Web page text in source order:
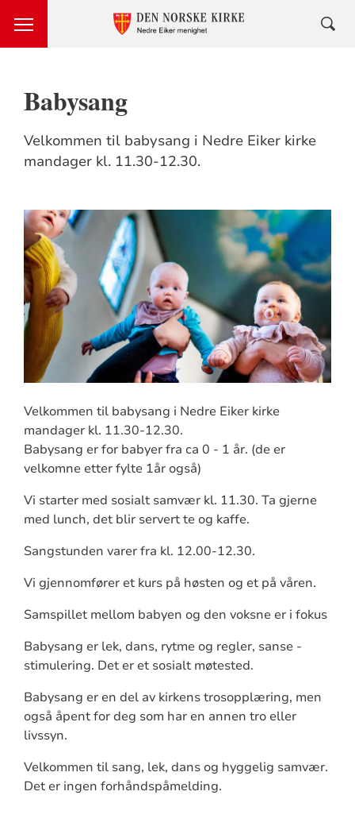
Babysang
Velkommen til babysang i Nedre Eiker kirke
mandager kl. 11.30-12.30.
Velkommen til babysang i Nedre Eiker kirke
mandager kl. 11.30-12.30.
Babysang er for babyer fra ca 0 - 1 år. (de er
velkomne etter fylte 1år også)
Vi starter med sosialt samvær kl. 11.30. Ta gjerne
med lunch, det blir servert te og kaffe.
Sangstunden varer fra kl. 12.00-12.30.
Vi gjennomfører et kurs på høsten og et på våren.
Samspillet mellom babyen og den voksne er i fokus
Babysang er lek, dans, rytme og regler, sanse -
stimulering. Det er et sosialt møtested.
Babysang er en del av kirkens trosopplæring, men
også åpent for deg som har en annen tro eller
livssyn.
Velkommen til sang, lek, dans og hyggelig samvær.
Det er ingen forhåndspåmelding.